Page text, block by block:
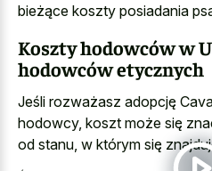
bieżące koszty posiadania
Koszty hodowców w
hodowców etycznych
Jeśli rozważasz adopcję
hodowcy, koszt może się
od stanu, w którym się